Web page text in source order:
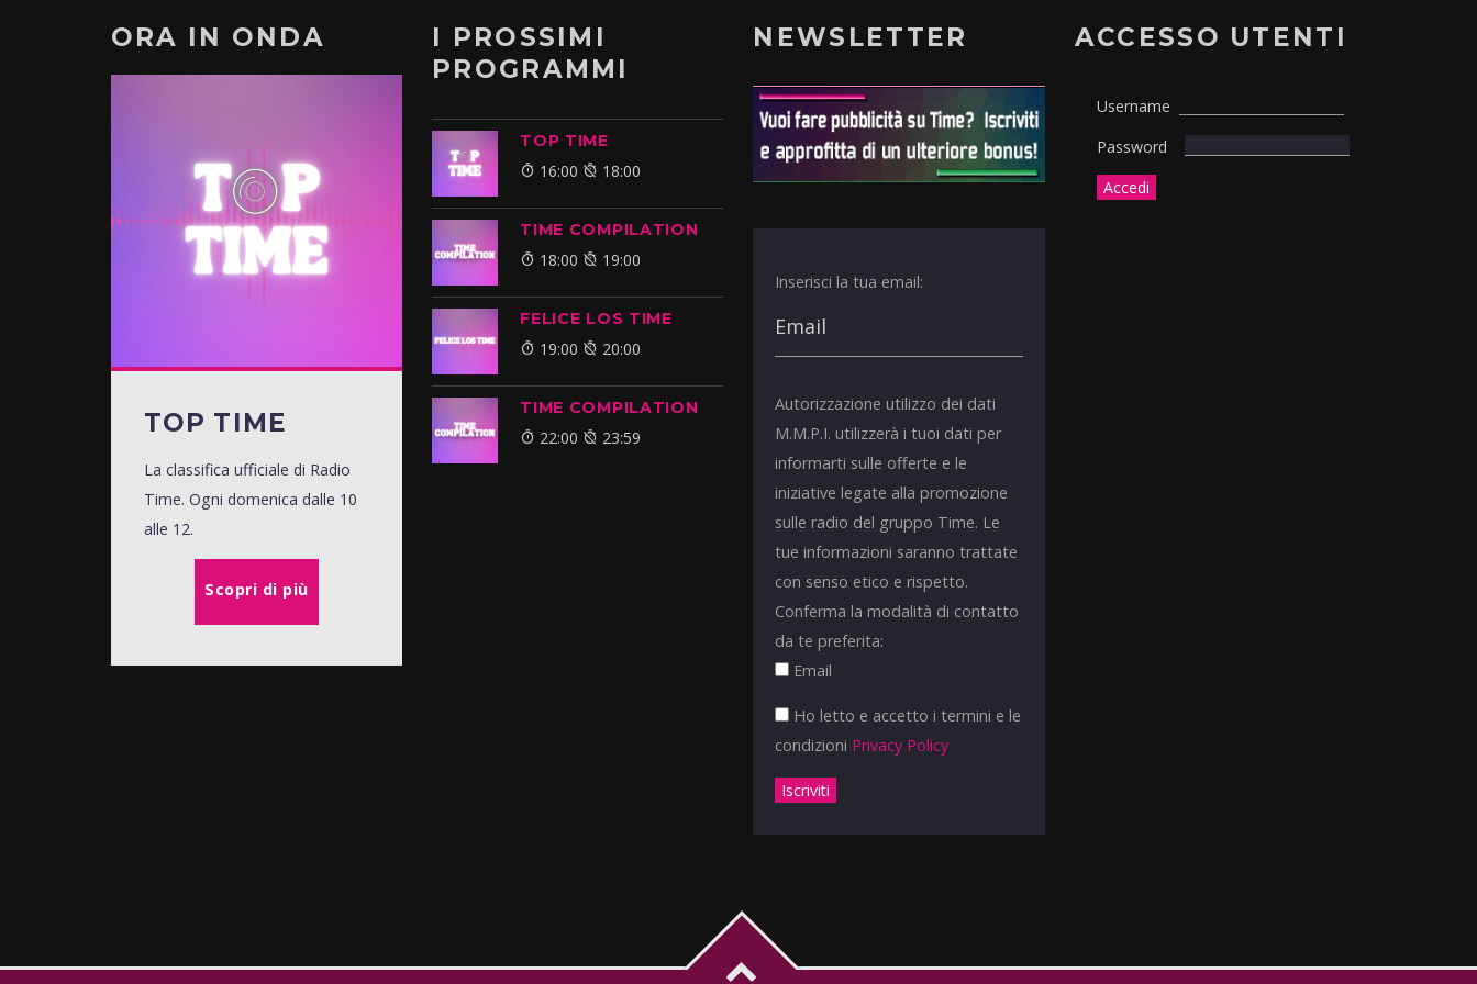
ORA IN ONDA
TOP TIME
La classifica ufficiale di Radio
Time. Ogni domenica dalle 10
alle 12.
Scopri di più
I PROSSIMI
PROGRAMMI
TOP TIME
16:00 18:00
TIME COMPILATION
18:00 19:00
FELICE LOS TIME
19:00 20:00
TIME COMPILATION
22:00 23:59
NEWSLETTER
Inserisci la tua email:
Autorizzazione utilizzo dei dati
M.M.P.I. utilizzerà i tuoi dati per
informarti sulle offerte e le
iniziative legate alla promozione
sulle radio del gruppo Time. Le
tue informazioni saranno trattate
con senso etico e rispetto.
Conferma la modalità di contatto
da te preferita:
Email
Ho letto e accetto i termini e le
condizioni Privacy Policy
ACCESSO UTENTI
Username
Password